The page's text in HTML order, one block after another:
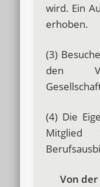
wird. Ein
erhoben.
(3)
den
(4) Die
Mitglied
Von